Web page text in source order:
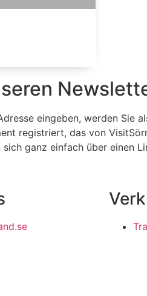
eingeben, werden Sie
registriert, das von
ganz einfach über einen